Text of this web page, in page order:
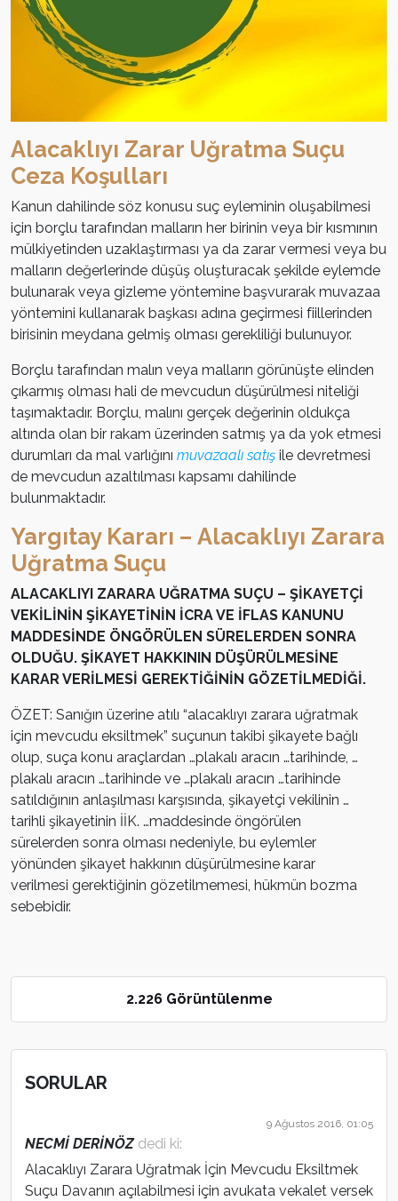
Alacaklıyı Zarar Uğratma Suçu
Ceza Koşulları
Kanun dahilinde söz konusu suç eyleminin oluşabilmesi
için borçlu tarafından malların her birinin veya bir kısmının
mülkiyetinden uzaklaştırması ya da zarar vermesi veya bu
malların değerlerinde düşüş oluşturacak şekilde eylemde
bulunarak veya gizleme yöntemine başvurarak muvazaa
yöntemini kullanarak başkası adına geçirmesi fiillerinden
birisinin meydana gelmiş olması gerekliliği bulunuyor.
Borçlu tarafından malın veya malların görünüşte elinden
çıkarmış olması hali de mevcudun düşürülmesi niteliği
taşımaktadır. Borçlu, malını gerçek değerinin oldukça
altında olan bir rakam üzerinden satmış ya da yok etmesi
durumları da mal varlığını muvazaalı satış ile devretmesi
de mevcudun azaltılması kapsamı dahilinde
bulunmaktadır.
Yargıtay Kararı – Alacaklıyı Zarara
Uğratma Suçu
ALACAKLIYI ZARARA UĞRATMA SUÇU – ŞİKAYETÇİ
VEKİLİNİN ŞİKAYETİNİN İCRA VE İFLAS KANUNU
MADDESİNDE ÖNGÖRÜLEN SÜRELERDEN SONRA
OLDUĞU. ŞİKAYET HAKKININ DÜŞÜRÜLMESİNE
KARAR VERİLMESİ GEREKTİĞİNİN GÖZETİLMEDİĞİ.
ÖZET: Sanığın üzerine atılı “alacaklıyı zarara uğratmak
için mevcudu eksiltmek” suçunun takibi şikayete bağlı
olup, suça konu araçlardan …plakalı aracın …tarihinde, …
plakalı aracın …tarihinde ve …plakalı aracın …tarihinde
satıldığının anlaşılması karşısında, şikayetçi vekilinin …
tarihli şikayetinin İİK. …maddesinde öngörülen
sürelerden sonra olması nedeniyle, bu eylemler
yönünden şikayet hakkının düşürülmesine karar
verilmesi gerektiğinin gözetilmemesi, hükmün bozma
sebebidir.
2.226 Görüntülenme
SORULAR
NECMİ DERİNÖZ dedi ki:
9 Ağustos 2016, 01:05
Alacaklıyı Zarara Uğratmak İçin Mevcudu Eksiltmek
Suçu Davanın açılabilmesi için avukata vekalet versek